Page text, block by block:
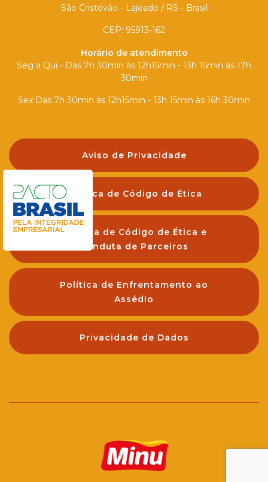
São Cristóvão - Lajeado / RS - Brasil
CEP: 95913-162
Horário de atendimento
Seg a Qui - Das 7h 30min às 12h15min - 13h 15min às 17h
30min
Sex Das 7h 30min às 12h15min - 13h 15min às 16h 30min
Aviso de Privacidade
Política de Código de Ética
Política de Código de Ética e
Conduta de Parceiros
Política de Enfrentamento ao
Assédio
Privacidade de Dados